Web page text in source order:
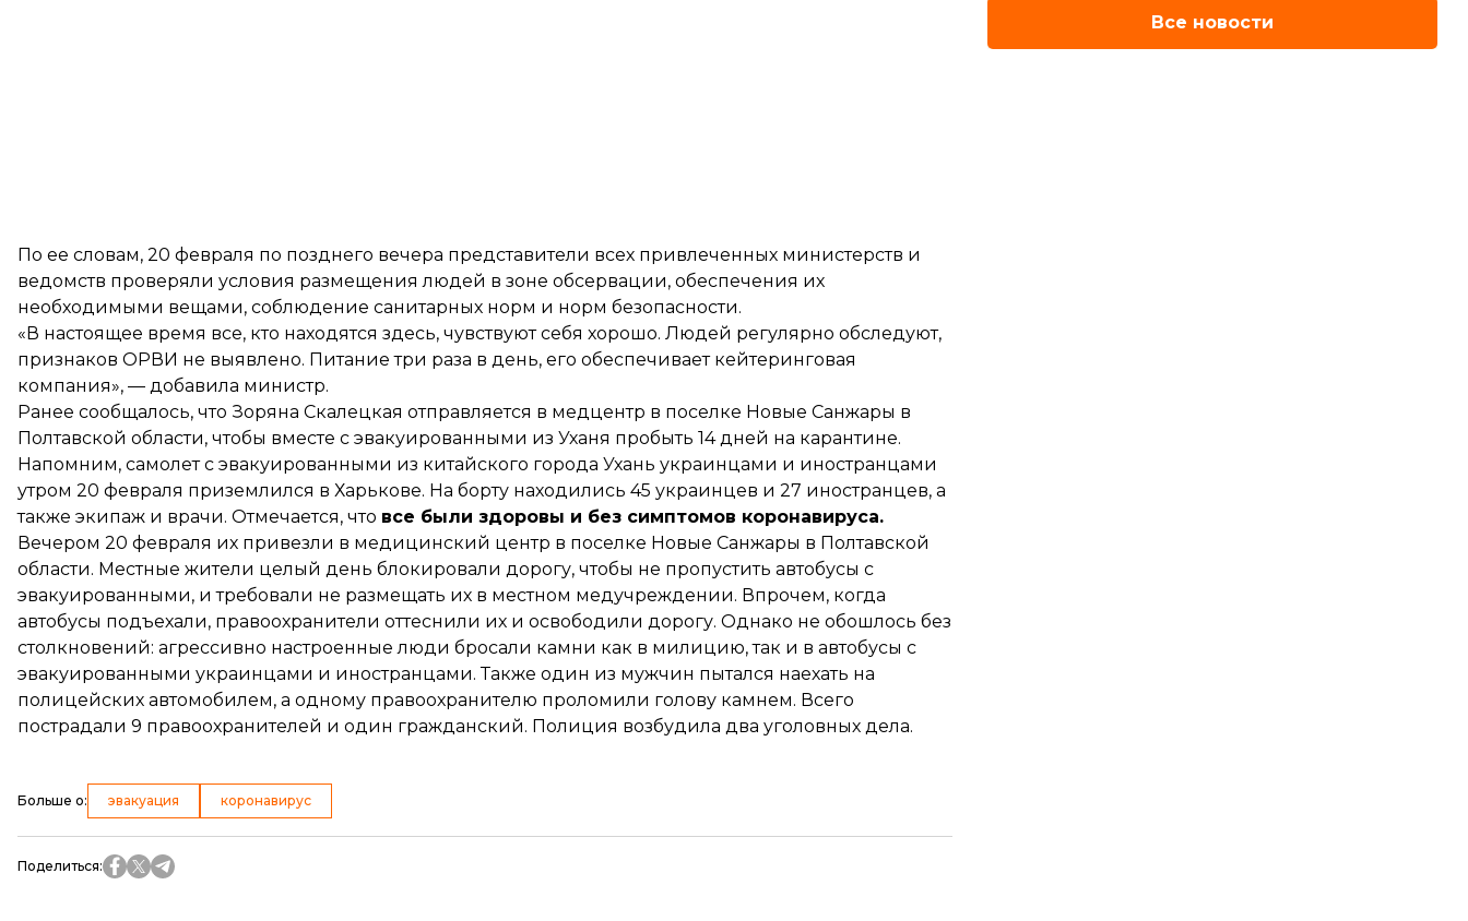
По ее словам, 20 февраля по позднего вечера представители всех привлеченных министерств и
ведомств проверяли условия размещения людей в зоне обсервации, обеспечения их
необходимыми вещами, соблюдение санитарных норм и норм безопасности.
«В настоящее время все, кто находятся здесь, чувствуют себя хорошо. Людей регулярно обследуют,
признаков ОРВИ не выявлено. Питание три раза в день, его обеспечивает кейтеринговая
компания», — добавила министр.
Ранее сообщалось, что Зоряна Скалецкая отправляется в медцентр в поселке Новые Санжары в
Полтавской области, чтобы вместе с эвакуированными из Уханя пробыть 14 дней на карантине.
Напомним, самолет с эвакуированными из китайского города Ухань украинцами и иностранцами
утром 20 февраля приземлился в Харькове. На борту находились 45 украинцев и 27 иностранцев, а
также экипаж и врачи. Отмечается, что все были здоровы и без симптомов коронавируса.
Вечером 20 февраля их привезли в медицинский центр в поселке Новые Санжары в Полтавской
области. Местные жители целый день блокировали дорогу, чтобы не пропустить автобусы с
эвакуированными, и требовали не размещать их в местном медучреждении. Впрочем, когда
автобусы подъехали, правоохранители оттеснили их и освободили дорогу. Однако не обошлось без
столкновений: агрессивно настроенные люди бросали камни как в милицию, так и в автобусы с
эвакуированными украинцами и иностранцами. Также один из мужчин пытался наехать на
полицейских автомобилем, а одному правоохранителю проломили голову камнем. Всего
пострадали 9 правоохранителей и один гражданский. Полиция возбудила два уголовных дела.
Больше о: эвакуация коронавирус
Поделиться:
Все новости